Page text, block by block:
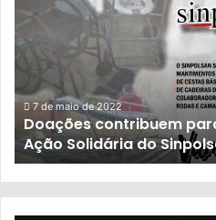
da 23 de novembro de
População